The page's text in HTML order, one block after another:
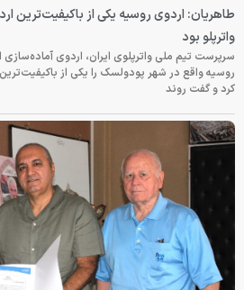
طاهریان: اردوی روسیه یکی از باکیفیت‌ترین
واترپلو بود
سرپرست تیم ملی واترپلوی ایران، اردوی
روسیه واقع در شهر پودولسک را یکی از
کرد و گفت روند